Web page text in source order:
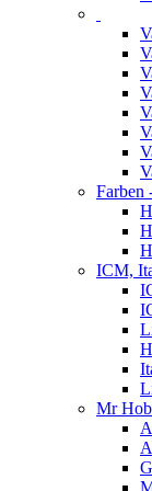
Farben
ICM,
Mr